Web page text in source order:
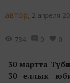
автор, 2 апреля
734 0 0
30 мартта
30 еллык